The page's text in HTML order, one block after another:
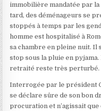
immobilière mandatée par
tard, des déménageurs se
stoppés à temps par les
homme est hospitalisé à
sa chambre en pleine nuit.
stop sous la pluie en
retraité reste très perturbé.
Interrogée par le président
se déclare sûre de son bon
procuration et n’agissait